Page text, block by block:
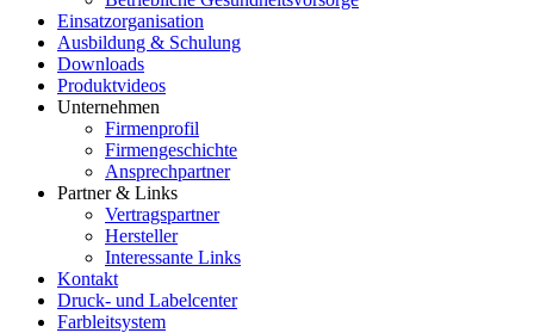
Einsatzorganisation
Ausbildung & Schulung
Downloads
Produktvideos
Unternehmen
Firmenprofil
Firmengeschichte
Ansprechpartner
Partner & Links
Vertragspartner
Hersteller
Interessante Links
Kontakt
Druck- und Labelcenter
Farbleitsystem